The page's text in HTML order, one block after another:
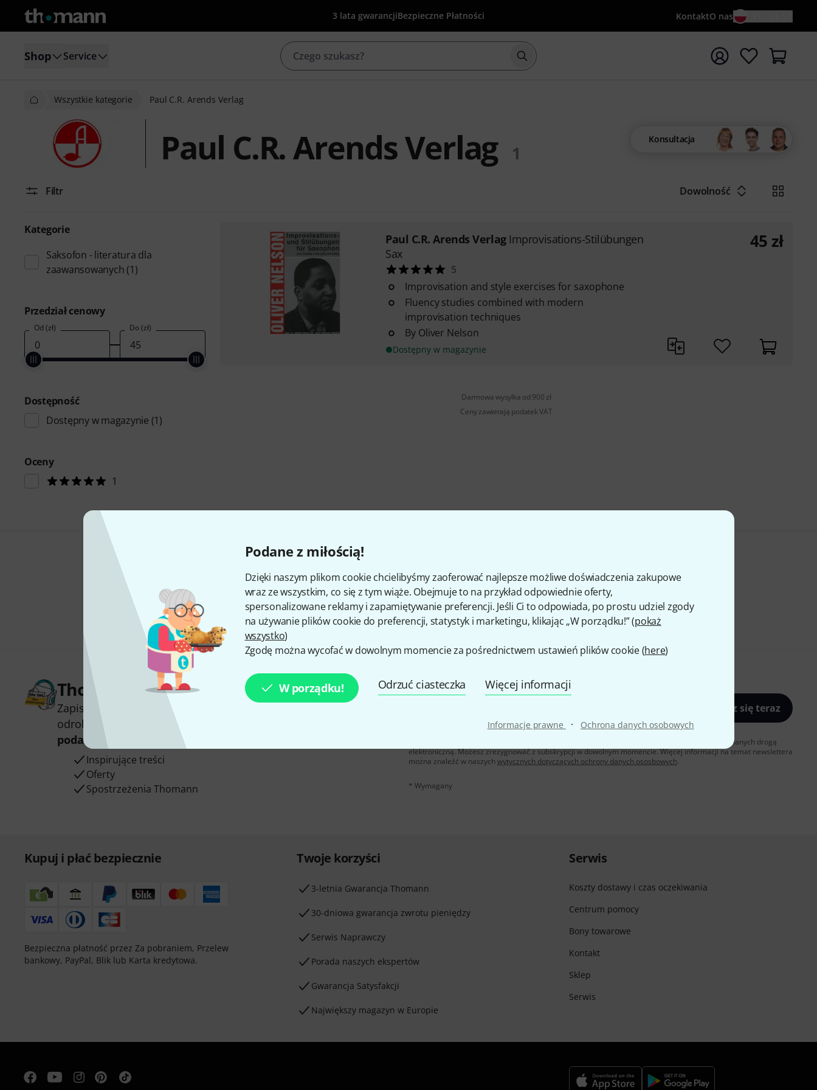
Podane z miłością!
Dzięki naszym plikom cookie chcielibyśmy zaoferować najlepsze możliwe doświadczenia zakupowe
wraz ze wszystkim, co się z tym wiąże. Obejmuje to na przykład odpowiednie oferty,
spersonalizowane reklamy i zapamiętywanie preferencji. Jeśli Ci to odpowiada, po prostu udziel zgody
na używanie plików cookie do preferencji, statystyk i marketingu, klikając „W porządku!” (pokaż
wszystko)
Zgodę można wycofać w dowolnym momencie za pośrednictwem ustawień plików cookie (here)
W porządku! Odrzuć ciasteczka Więcej informacji
Informacje prawne · Ochrona danych osobowych
3 lata gwarancjiBezpieczne Płatności KontaktO nas
Shop Service Rozpocznij wyszukiwanie od słowa kluczowego {searchTerm}
Wszystkie kategorie Paul C.R. Arends Verlag
Paul C.R. Arends Verlag 1
Konsultacja
Filtr Dowolność
Kategorie
Saksofon - literatura dla
zaawansowanych (1)
Przedział cenowy
Od (zł) Do (zł)
Dostępność
Dostępny w magazynie (1)
Oceny
1
Paul C.R. Arends Verlag Improvisations-Stilübungen
Sax
5
Improvisation and style exercises for saxophone
Fluency studies combined with modern
improvisation techniques
By Oliver Nelson
Dostępny w magazynie
45 zł
Darmowa wysyłka od 900 zł
Ceny zawierają podatek VAT
Czy podoba Ci się to co widzisz?
Udostępnij Pomoc i opinie
Thomann Newsletter
Zapisz się do Thomann Newsletter w języku polskim, a przy
odrobinie szczęścia możesz wygrać jeden z
podarunkowych
50 €
Inspirujące treści
Oferty
Spostrzeżenia Thomann
Zapisz się teraz
Klikając na „Zapisz się teraz”, wyrażasz zgodę na otrzymywanie materialów reklamowych przesyłanych drogą
elektroniczną. Możesz zrezygnować z subskrypcji w dowolnym momencie. Więcej informacji na temat newslettera
można znaleźć w naszych wytycznych dotyczących ochrony danych ososbowych.
* Wymagany
Kupuj i płać bezpiecznie
Bezpieczna płatność przez Za pobraniem, Przelew
bankowy, PayPal, Blik lub Karta kredytowa.
Twoje korzyści
3-letnia Gwarancja Thomann
30-dniowa gwarancja zwrotu pieniędzy
Serwis Naprawczy
Porada naszych ekspertów
Gwarancja Satysfakcji
Największy magazyn w Europie
Serwis
Koszty dostawy i czas oczekiwania
Centrum pomocy
Bony towarowe
Kontakt
Sklep
Serwis